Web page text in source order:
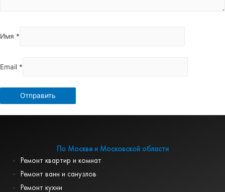
Имя *
Email *
По Москве и Московской области
Ремонт квартир и комнат
Ремонт ванн и санузлов
Ремонт кухни